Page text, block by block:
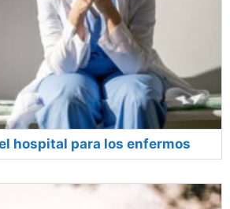
hospital para los enfermos